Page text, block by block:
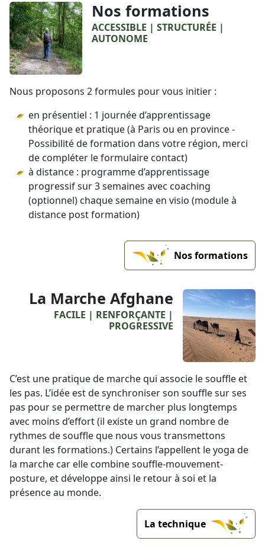
Nos formations
ACCESSIBLE | STRUCTURÉE |
AUTONOME
Nous proposons 2 formules pour vous initier :
en présentiel : 1 journée d’apprentissage
théorique et pratique (à Paris ou en province -
Possibilité de formation dans votre région, merci
de compléter le formulaire contact)
à distance : programme d’apprentissage
progressif sur 3 semaines avec coaching
(optionnel) chaque semaine en visio (module à
distance post formation)
Nos formations
La Marche Afghane
FACILE | RENFORÇANTE |
PROGRESSIVE
C’est une pratique de marche qui associe le souffle et
les pas. L’idée est de synchroniser son souffle sur ses
pas pour se permettre de marcher plus longtemps
avec moins d’effort (il existe un grand nombre de
rythmes de souffle que nous vous transmettons
durant les formations.) Certains l’appellent le yoga de
la marche car elle combine souffle-mouvement-
posture, et développe ainsi le retour à soi et la
présence au monde.
La technique